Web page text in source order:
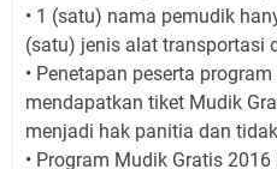
• 1 (satu) nama pemudik
(satu) jenis alat transportasi
• Penetapan peserta
mendapatkan tiket Mudik
menjadi hak panitia dan
• Program Mudik Gratis